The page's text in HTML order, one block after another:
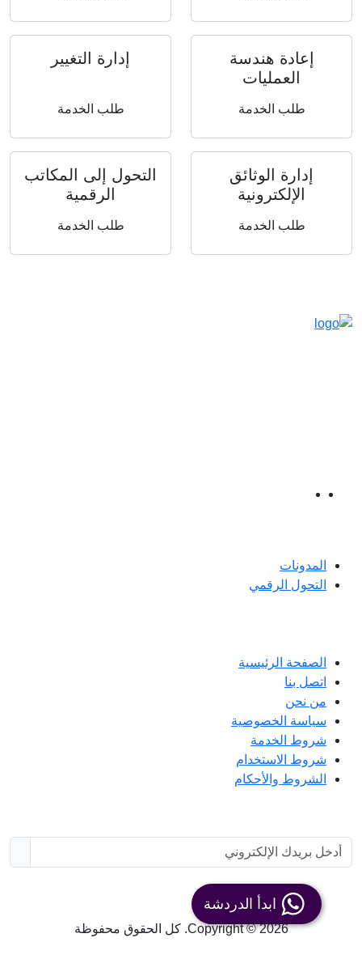
إعادة هندسة
العمليات
طلب الخدمة
إدارة التغيير
طلب الخدمة
إدارة الوثائق
الإلكترونية
طلب الخدمة
التحول إلى المكاتب
الرقمية
طلب الخدمة
المدونات
التحول الرقمي
الصفحة الرئيسية
اتصل بنا
من نحن
سياسة الخصوصية
شروط الخدمة
شروط الاستخدام
الشروط والأحكام
Copyright © 2026. كل الحقوق محفوظة
ابدأ الدردشة